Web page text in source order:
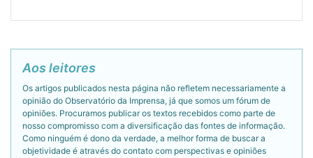
Aos leitores
Os artigos publicados nesta página não refletem necessariamente a
opinião do Observatório da Imprensa, já que somos um fórum de
opiniões. Procuramos publicar os textos recebidos como parte de
nosso compromisso com a diversificação das fontes de informação.
Como ninguém é dono da verdade, a melhor forma de buscar a
objetividade é através do contato com perspectivas e opiniões